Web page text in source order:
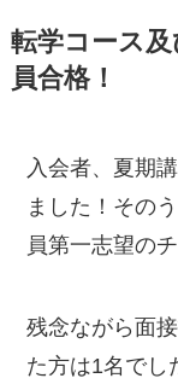
転学コース
員合格！
入会者、夏期
ました！その
員第一志望の
残念ながら面
た方は1名でし